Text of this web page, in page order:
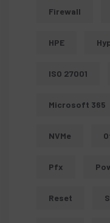
Firewall
HPE
ISO 27001
Microsoft 365
NVMe
Pfx
Reset